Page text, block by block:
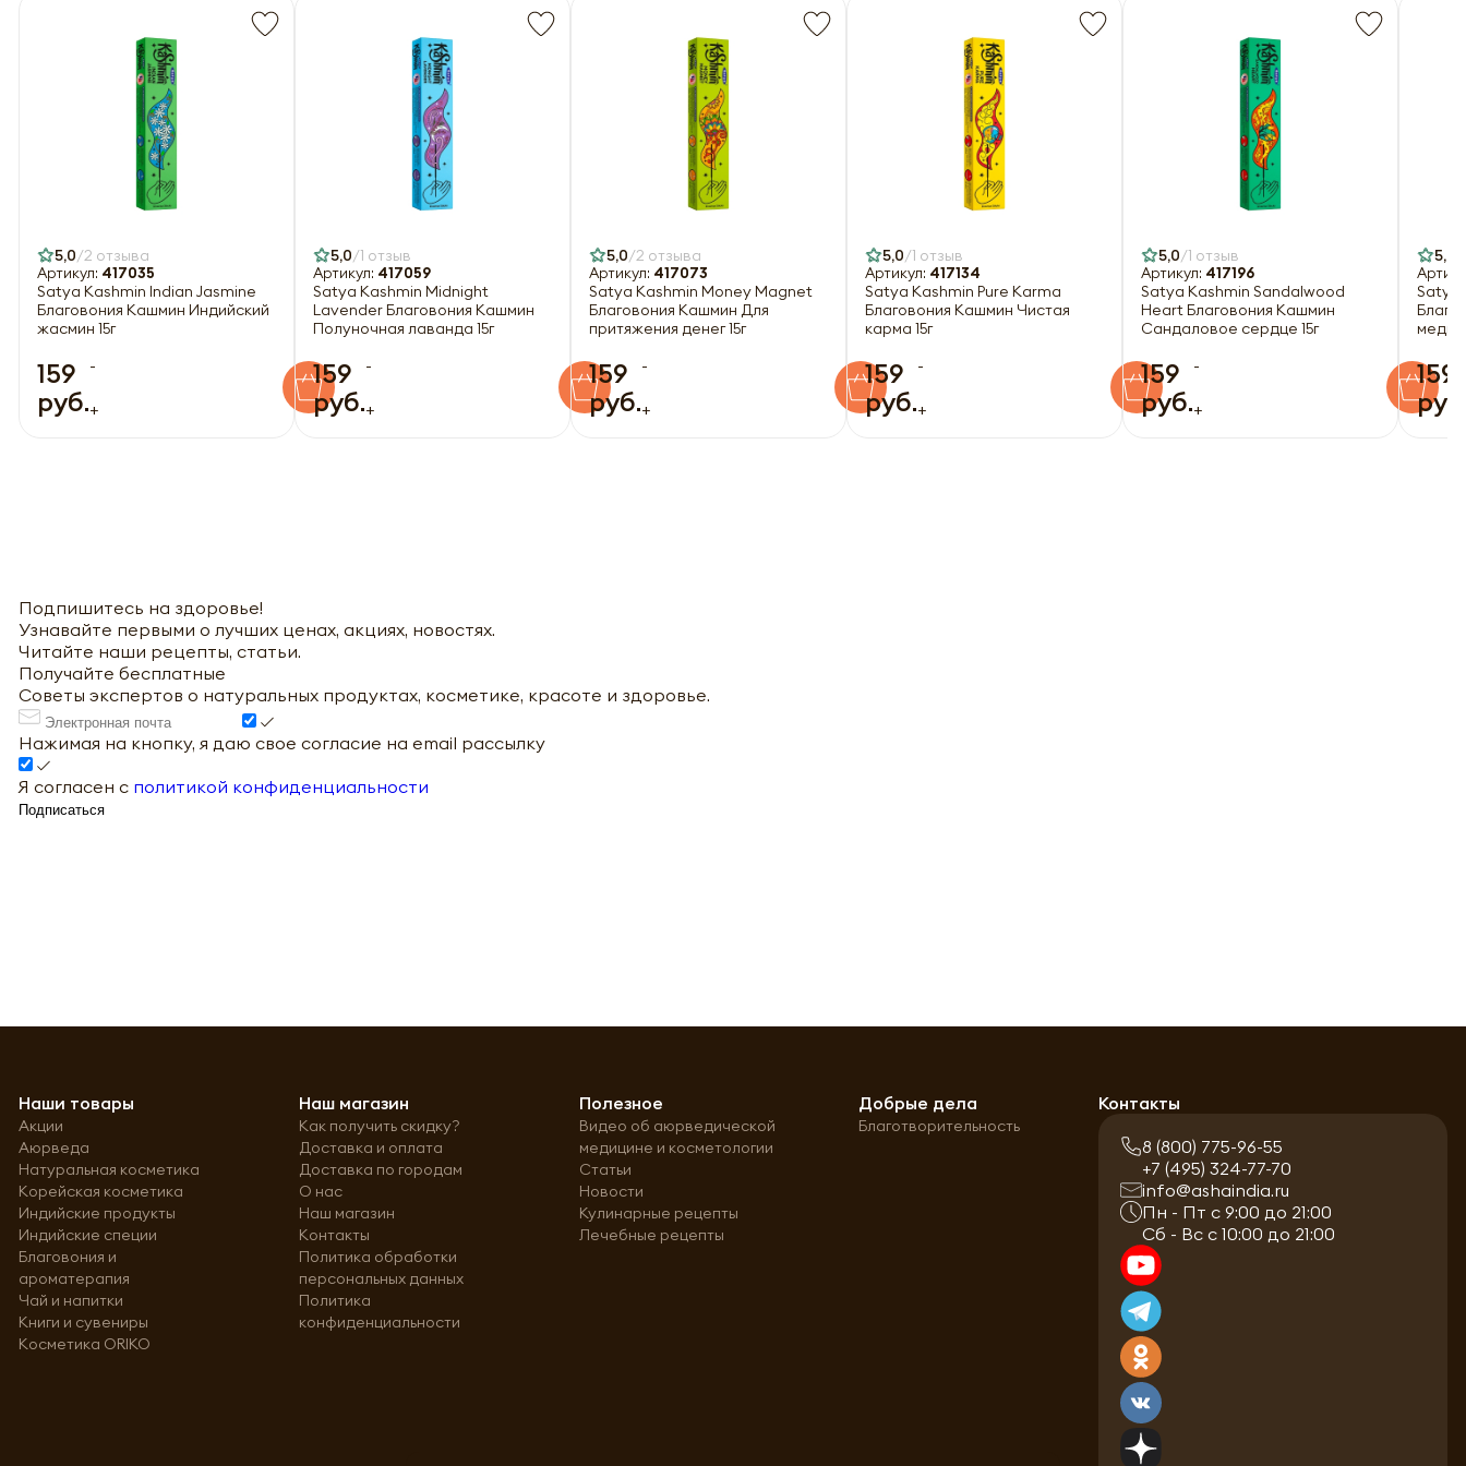
5,0 2 отзыва
Артикул: 417035
Satya Kashmin Indian Jasmine
Благовония Кашмин Индийский
жасмин 15г
159
руб.
-
+
5,0 1 отзыв
Артикул: 417059
Satya Kashmin Midnight
Lavender Благовония Кашмин
Полуночная лаванда 15г
159
руб.
-
+
5,0 2 отзыва
Артикул: 417073
Satya Kashmin Money Magnet
Благовония Кашмин Для
притяжения денег 15г
159
руб.
-
+
5,0 1 отзыв
Артикул: 417134
Satya Kashmin Pure Karma
Благовония Кашмин Чистая
карма 15г
159
руб.
-
+
5,0 1 отзыв
Артикул: 417196
Satya Kashmin Sandalwood
Heart Благовония Кашмин
Сандаловое сердце 15г
159
руб.
-
+
5,0
Satya
159
Подпишитесь на здоровье!
Узнавайте первыми о лучших ценах, акциях, новостях.
Читайте наши рецепты, статьи.
Получайте бесплатные
Советы экспертов о натуральных продуктах, косметике, красоте и здоровье.
Нажимая на кнопку, я даю свое согласие на email рассылку
Я согласен с политикой конфиденциальности
Подписаться
Наши товары
Акции
Аюрведа
Натуральная косметика
Корейская косметика
Индийские продукты
Индийские специи
Благовония и
ароматерапия
Чай и напитки
Книги и сувениры
Косметика ORIKO
Наш магазин
Как получить скидку?
Доставка и оплата
Доставка по городам
О нас
Наш магазин
Контакты
Политика обработки
персональных данных
Политика
конфиденциальности
Полезное
Видео об аюрведической
медицине и косметологии
Статьи
Новости
Кулинарные рецепты
Лечебные рецепты
Добрые дела
Благотворительность
Контакты
8 (800) 775-96-55
+7 (495) 324-77-70
info@ashaindia.ru
Пн - Пт с 9:00 до 21:00
Сб - Вс с 10:00 до 21:00